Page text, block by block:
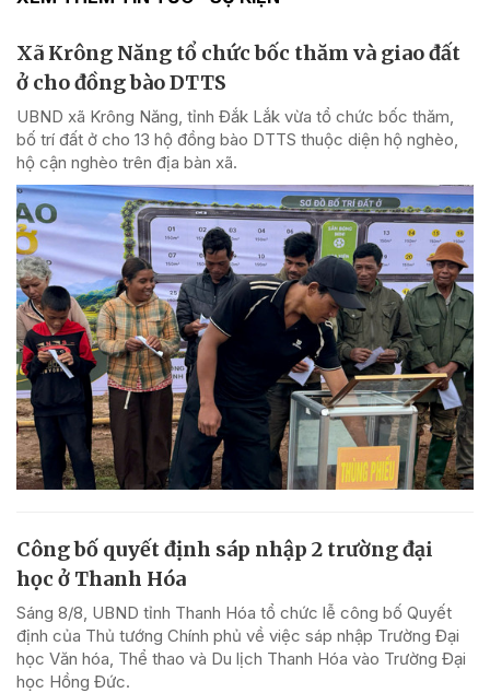
Xã Krông Năng tổ chức bốc thăm và giao đất
ở cho đồng bào DTTS
UBND xã Krông Năng, tỉnh Đắk Lắk vừa tổ chức bốc thăm,
bố trí đất ở cho 13 hộ đồng bào DTTS thuộc diện hộ nghèo,
hộ cận nghèo trên địa bàn xã.
Công bố quyết định sáp nhập 2 trường đại
học ở Thanh Hóa
Sáng 8/8, UBND tỉnh Thanh Hóa tổ chức lễ công bố Quyết
định của Thủ tướng Chính phủ về việc sáp nhập Trường Đại
học Văn hóa, Thể thao và Du lịch Thanh Hóa vào Trường Đại
học Hồng Đức.